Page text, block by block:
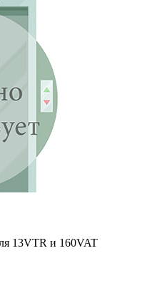
13VTR и 160VAT